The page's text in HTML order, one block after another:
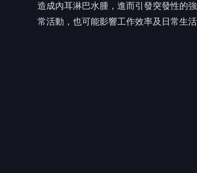
造成內耳淋巴水腫，進而引發突發性的
常活動，也可能影響工作效率及日常生活